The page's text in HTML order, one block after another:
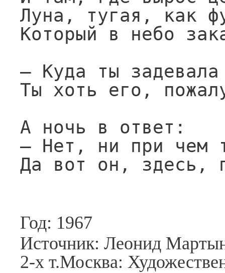
Луна, тугая, как
Который в небо
— Куда ты задевала
Ты хоть его,
А ночь в ответ:
— Нет, ни при чем
Да вот он, здесь,
Год: 1967
Источник: Леонид
2-х т.Москва: